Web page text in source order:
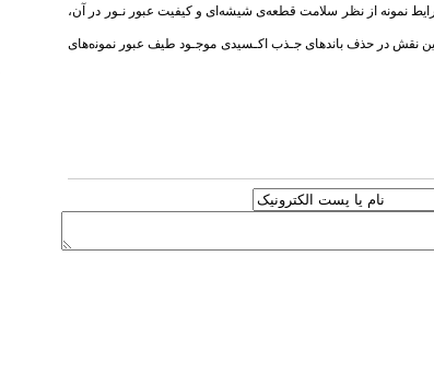
ﻧﻤﻮﻧﻪ از ﻧﻈﺮ ﺳﻼﻣﺖ ﻗﻄﻌﻪی ﺷﻴﺸﻪای و ﻛﻴﻔﻴﺖ ﻋﺒﻮر ﻧـﻮر در آن،
ﻧﻘﺶ در ﺣﺬف ﺑﺎﻧﺪﻫﺎی ﺟـﺬب اﻛـﺴﻴﺪی ﻣﻮﺟـﻮد ﻃﻴﻒ ﻋﺒﻮر ﻧﻤﻮﻧهﻫﺎی